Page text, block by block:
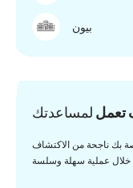
بيون
تعمل لمساعدتك
بك ناجحة من الاكتشاف